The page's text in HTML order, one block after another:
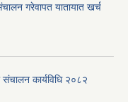
गरेवापत यातायात खर्च
संचालन कार्यविधि २०८२